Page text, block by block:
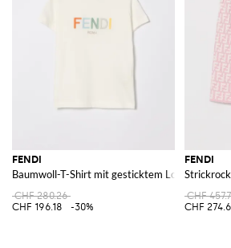
FENDI
Baumwoll-T-Shirt mit gesticktem Logo
CHF 280.26
CHF 196.18
-30%
FENDI
Strickrock
CHF
CHF